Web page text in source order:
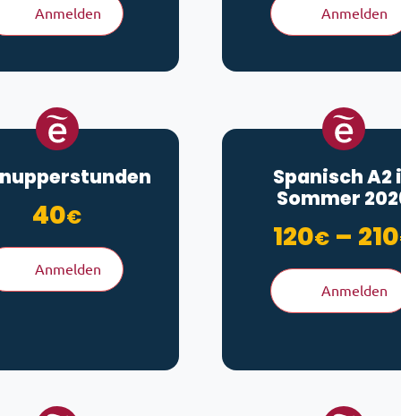
Anmelden Anmelden
40€
Anmelden
Spanisch A2
Sommer
120€ – 210
Anmelden